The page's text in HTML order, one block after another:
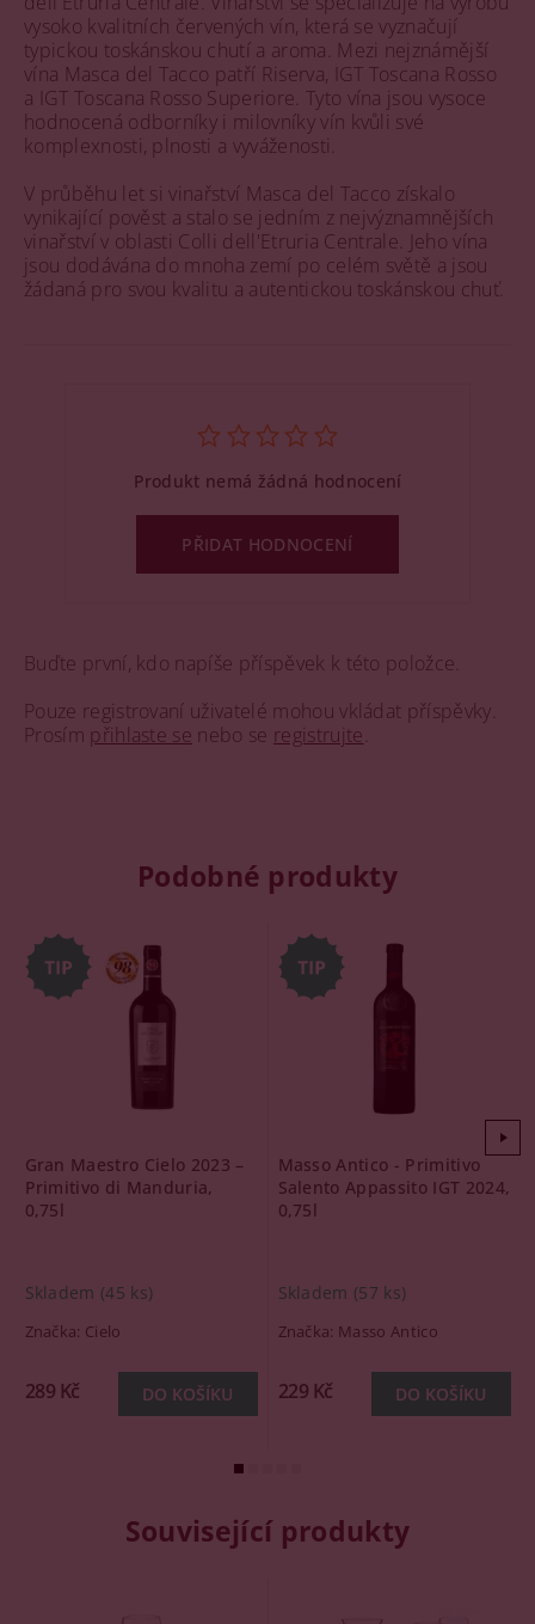
vysoko kvalitních červených vín, která se vyznačují
typickou toskánskou chutí a aroma. Mezi nejznámější
vína Masca del Tacco patří Riserva, IGT Toscana Rosso
a IGT Toscana Rosso Superiore. Tyto vína jsou vysoce
hodnocená odborníky i milovníky vín kvůli své
komplexnosti, plnosti a vyváženosti.
V průběhu let si vinařství Masca del Tacco získalo
vynikající pověst a stalo se jedním z nejvýznamnějších
vinařství v oblasti Colli dell'Etruria Centrale. Jeho vína
jsou dodávána do mnoha zemí po celém světě a jsou
žádaná pro svou kvalitu a autentickou toskánskou chuť.
Buďte první, kdo napíše příspěvek k této položce.
Pouze registrovaní uživatelé mohou vkládat příspěvky.
Prosím přihlaste se nebo se registrujte
Produkt nemá žádná hodnocení
PŘIDAT HODNOCENÍ
Podobné produkty
Gran Maestro Cielo 2023 –
Primitivo di Manduria,
0,75l
Skladem (45 ks)
Značka: Cielo
289 Kč
Masso Antico - Primitivo
Salento Appassito IGT 2024,
0,75l
Skladem (57 ks)
Značka: Masso Antico
229 Kč
Související produkty